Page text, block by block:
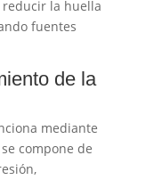
la huella
fuentes
de la
mediante
compone de